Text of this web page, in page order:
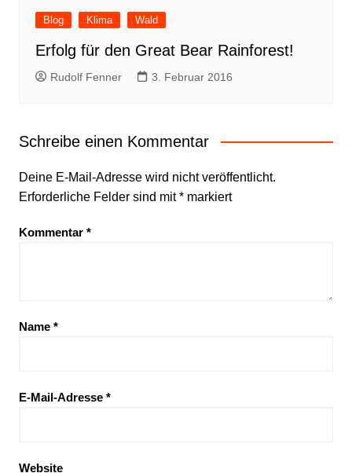
Blog Klima Wald
Erfolg für den Great Bear Rainforest!
Rudolf Fenner 3. Februar 2016
Schreibe einen Kommentar
Deine E-Mail-Adresse wird nicht veröffentlicht.
Erforderliche Felder sind mit*markiert
Kommentar *
Name *
E-Mail-Adresse *
Website